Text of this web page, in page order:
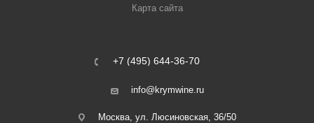
Карта сайта
+7 (495) 644-36-70
info@krymwine.ru
Москва, ул. Люсиновская, 36/50